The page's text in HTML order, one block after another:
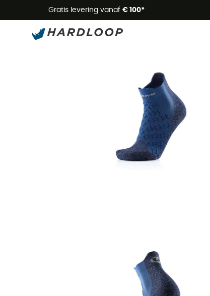
Gratis levering vanaf € 100*